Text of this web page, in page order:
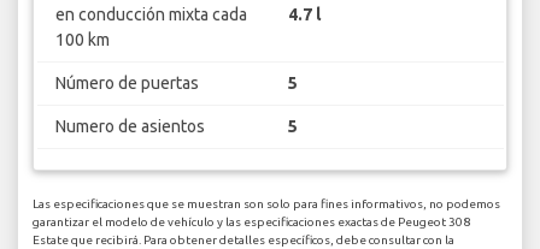
en conducción mixta cada
100 km
4.7 l
Número de puertas 5
Numero de asientos 5
Las especificaciones que se muestran son solo para fines informativos, no podemos
garantizar el modelo de vehículo y las especificaciones exactas de Peugeot 308
Estate que recibirá. Para obtener detalles específicos, debe consultar con la